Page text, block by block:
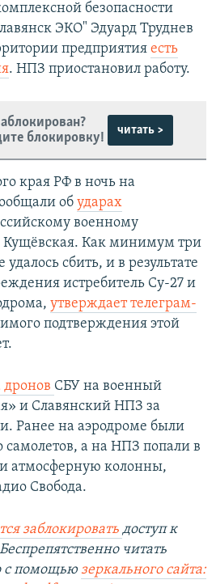
безопасности
ЭКО" Эдуард Труднев
предприятия есть
. НПЗ приостановил работу.
блокировку!
читать >
края РФ в ночь на
об ударах
военному
Кущёвская. Как минимум три
сбить, и в результате
истребитель Су-27 и
утверждает телеграм-
подтверждения этой
дронов СБУ на военный
и Славянский НПЗ за
Ранее на аэродроме были
а на НПЗ попали в
атмосферную колонны,
Свобода.
заблокировать доступ к
читать
помощью зеркального сайта: